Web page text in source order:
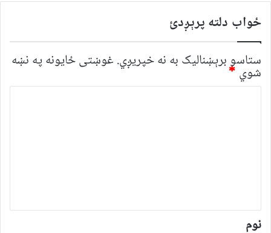
ځواب دلته پرېږدئ
ستاسو برېښناليک به نه خپريږي. غوښتى ځایونه په نښه
شوي *
*
نوم